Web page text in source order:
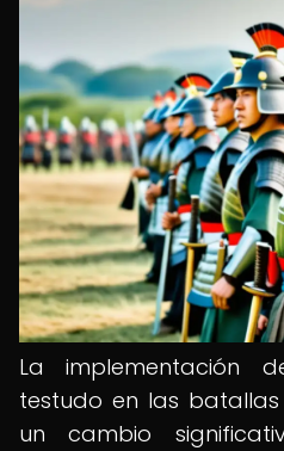
La implementación
testudo en las
un cambio